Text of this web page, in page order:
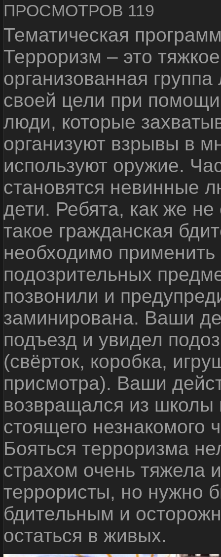
ПРОСМОТРОВ 119
Тематическая
Терроризм – это
организованная
своей цели при
люди, которые
организуют взрывы в
используют оружие.
становятся невинные
дети. Ребята, как же не
такое гражданская
необходимо
подозрительных
позвонили и
заминирована. Ваши
подъезд и увидел
(свёрток, коробка,
присмотра). Ваши
возвращался из школы
стоящего незнакомого
Бояться терроризма
страхом очень тяжела
террористы, но нужно
бдительным и
остаться в живых.